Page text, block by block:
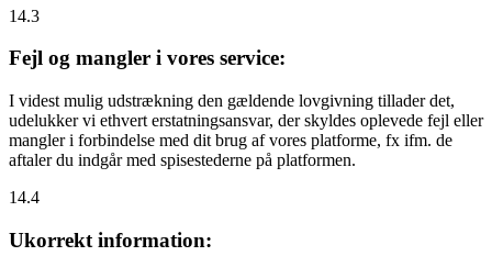
14.3
Fejl og mangler i vores service:
I videst mulig udstrækning den gældende lovgivning tillader det,
udelukker vi ethvert erstatningsansvar, der skyldes oplevede fejl eller
mangler i forbindelse med dit brug af vores platforme, fx ifm. de
aftaler du indgår med spisestederne på platformen.
14.4
Ukorrekt information: